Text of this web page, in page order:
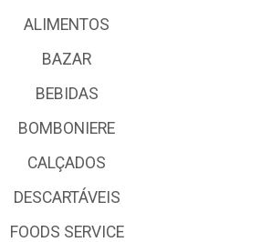
ALIMENTOS
BAZAR
BEBIDAS
BOMBONIERE
CALÇADOS
DESCARTÁVEIS
FOODS SERVICE